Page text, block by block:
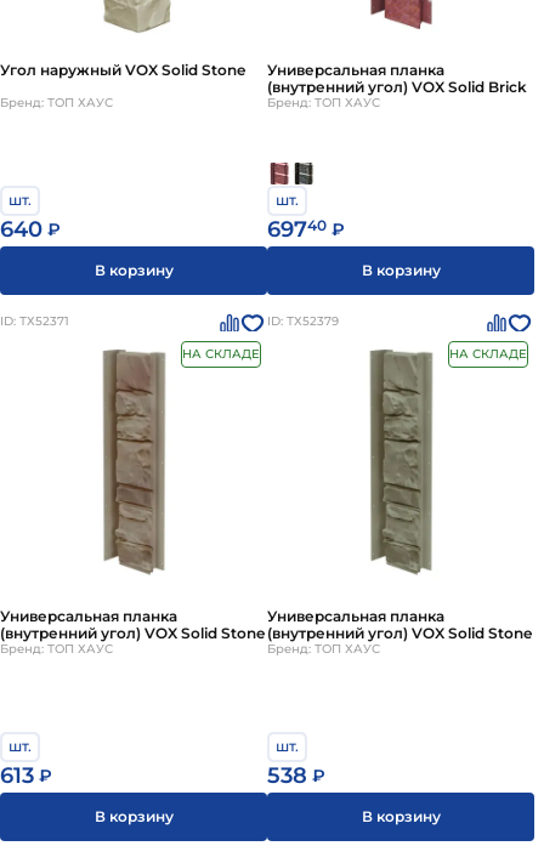
Угол наружный VOX Solid Stone
Бренд: ТОП ХАУС
шт.
640 ₽
В корзину
Универсальная планка
(внутренний угол) VOX Solid Brick
Бренд: ТОП ХАУС
шт.
69740 ₽
В корзину
ID: ТХ52371
НА СКЛАДЕ
Универсальная планка
(внутренний угол) VOX Solid Stone
Бренд: ТОП ХАУС
шт.
613 ₽
В корзину
ID: ТХ52379
НА СКЛАДЕ
Универсальная планка
(внутренний угол) VOX Solid Stone
Бренд: ТОП ХАУС
шт.
538 ₽
В корзину